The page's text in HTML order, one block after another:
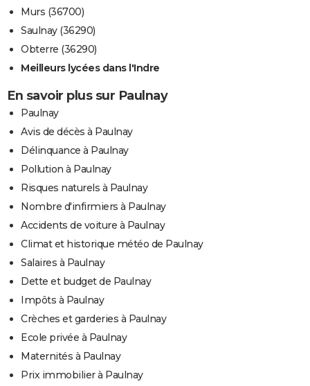
Murs (36700)
Saulnay (36290)
Obterre (36290)
Meilleurs lycées dans l'Indre
En savoir plus sur Paulnay
Paulnay
Avis de décès à Paulnay
Délinquance à Paulnay
Pollution à Paulnay
Risques naturels à Paulnay
Nombre d'infirmiers à Paulnay
Accidents de voiture à Paulnay
Climat et historique météo de Paulnay
Salaires à Paulnay
Dette et budget de Paulnay
Impôts à Paulnay
Crèches et garderies à Paulnay
Ecole privée à Paulnay
Maternités à Paulnay
Prix immobilier à Paulnay